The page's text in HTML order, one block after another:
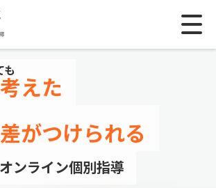
も
えた
がつけられる
ンライン個別指導